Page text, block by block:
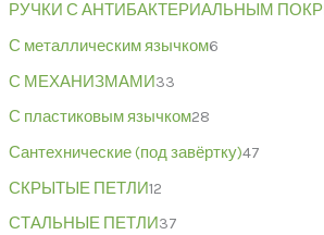
РУЧКИ С АНТИБАКТЕРИАЛЬНЫМ
С металлическим язычком6
С МЕХАНИЗМАМИ33
С пластиковым язычком28
Сантехнические (под завёртку)47
СКРЫТЫЕ ПЕТЛИ12
СТАЛЬНЫЕ ПЕТЛИ37